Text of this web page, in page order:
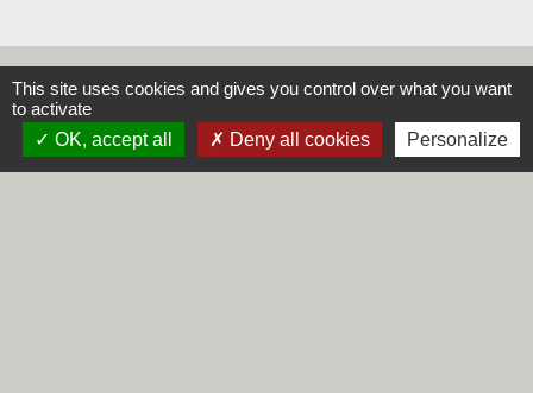
Contacts
Commune de Steene
This site uses cookies and gives you control over what you want
to activate
OK, accept all
Deny all cookies Personalize